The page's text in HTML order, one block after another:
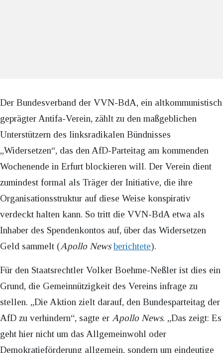
Der Bundesverband der VVN-BdA, ein altkommunistisch
geprägter Antifa-Verein, zählt zu den maßgeblichen
Unterstützern des linksradikalen Bündnisses
„Widersetzen“, das den AfD-Parteitag am kommenden
Wochenende in Erfurt blockieren will. Der Verein dient
zumindest formal als Träger der Initiative, die ihre
Organisationsstruktur auf diese Weise konspirativ
verdeckt halten kann. So tritt die VVN-BdA etwa als
Inhaber des Spendenkontos auf, über das Widersetzen
Geld sammelt (Apollo News berichtete).
Für den Staatsrechtler Volker Boehme-Neßler ist dies ein
Grund, die Gemeinnützigkeit des Vereins infrage zu
stellen. „Die Aktion zielt darauf, den Bundesparteitag der
AfD zu verhindern“, sagte er Apollo News. „Das zeigt: Es
geht hier nicht um das Allgemeinwohl oder
Demokratieförderung allgemein, sondern um eindeutige